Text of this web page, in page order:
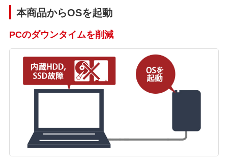
本商品からOSを起動
PCのダウンタイムを削減